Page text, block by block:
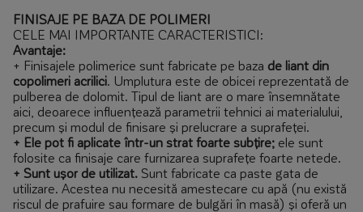
FINISAJE PE BAZA DE POLIMERI
CELE MAI IMPORTANTE CARACTERISTICI:
Avantaje:
+ Finisajele polimerice sunt fabricate pe baza de liant din
copolimeri acrilici. Umplutura este de obicei reprezentată de
pulberea de dolomit. Tipul de liant are o mare însemnătate
aici, deoarece influențează parametrii tehnici ai materialului,
precum și modul de finisare și prelucrare a suprafeței.
+ Ele pot fi aplicate într-un strat foarte subțire; ele sunt
folosite ca finisaje care furnizarea suprafețe foarte netede.
+ Sunt ușor de utilizat. Sunt fabricate ca paste gata de
utilizare. Acestea nu necesită amestecare cu apă (nu există
riscul de prafuire sau formare de bulgări în masă) și oferă un